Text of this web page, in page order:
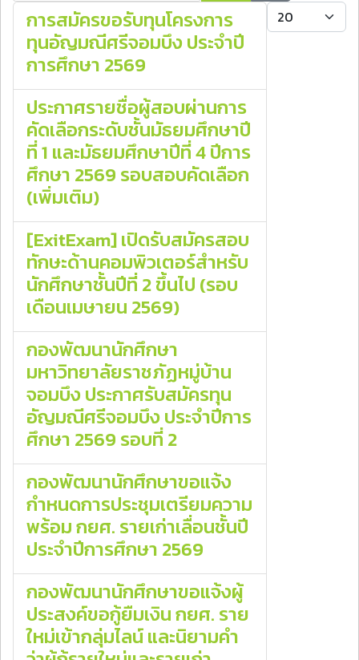
แสดง #
การสมัครขอรับทุนโครงการ
ทุนอัญมณีศรีจอมบึง ประจำปี
การศึกษา 2569
ประกาศรายชื่อผู้สอบผ่านการ
คัดเลือกระดับชั้นมัธยมศึกษาปี
ที่ 1 และมัธยมศึกษาปีที่ 4 ปีการ
ศึกษา 2569 รอบสอบคัดเลือก
(เพิ่มเติม)
[ExitExam] เปิดรับสมัครสอบ
ทักษะด้านคอมพิวเตอร์สำหรับ
นักศึกษาชั้นปีที่ 2 ขึ้นไป (รอบ
เดือนเมษายน 2569)
กองพัฒนานักศึกษา
มหาวิทยาลัยราชภัฏหมู่บ้าน
จอมบึง ประกาศรับสมัครทุน
อัญมณีศรีจอมบึง ประจำปีการ
ศึกษา 2569 รอบที่ 2
กองพัฒนานักศึกษาขอแจ้ง
กำหนดการประชุมเตรียมความ
พร้อม กยศ. รายเก่าเลื่อนชั้นปี
ประจำปีการศึกษา 2569
กองพัฒนานักศึกษาขอแจ้งผู้
ประสงค์ขอกู้ยืมเงิน กยศ. ราย
ใหม่เข้ากลุ่มไลน์ และนิยามคำ